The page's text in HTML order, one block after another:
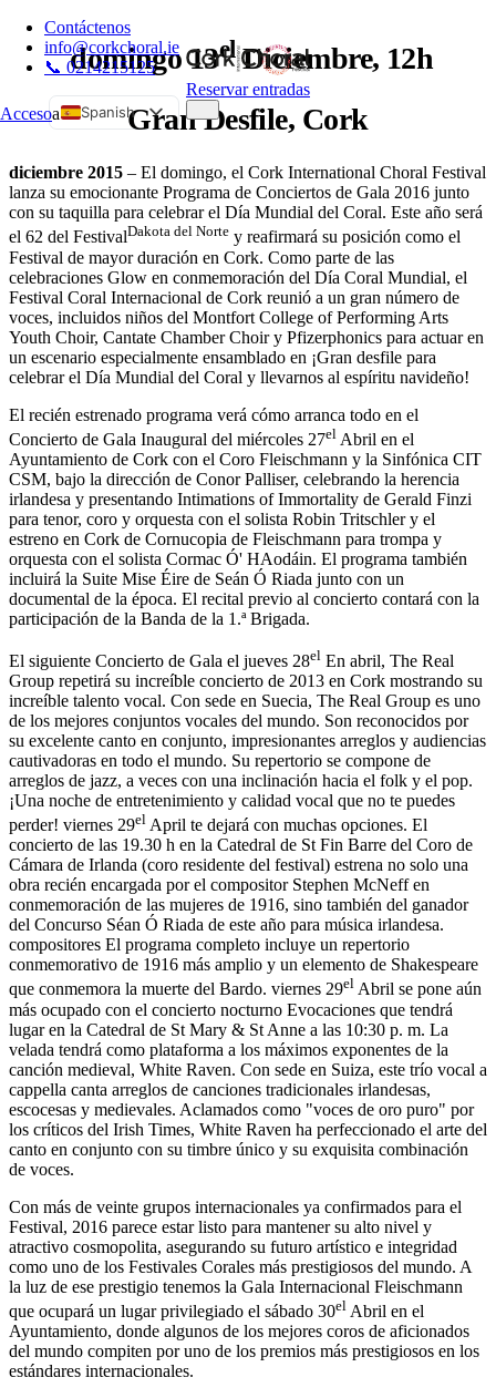
Contáctenos
info@corkchoral.ie
📞 0214215125
Accesoa
Spanish
Bulgarian
Czech
Danish
German
Greek
Estonian
French
Italian
Polish
Portuguese
Ukrainian
Reservar entradas
domingo 13elDiciembre, 12h
Gran Desfile, Cork
diciembre 2015 – El domingo, el Cork International Choral Festival
lanza su emocionante Programa de Conciertos de Gala 2016 junto
con su taquilla para celebrar el Día Mundial del Coral. Este año será
el 62 del FestivalDakota del Norte y reafirmará su posición como el
Festival de mayor duración en Cork. Como parte de las
celebraciones Glow en conmemoración del Día Coral Mundial, el
Festival Coral Internacional de Cork reunió a un gran número de
voces, incluidos niños del Montfort College of Performing Arts
Youth Choir, Cantate Chamber Choir y Pfizerphonics para actuar en
un escenario especialmente ensamblado en ¡Gran desfile para
celebrar el Día Mundial del Coral y llevarnos al espíritu navideño!
El recién estrenado programa verá cómo arranca todo en el
Concierto de Gala Inaugural del miércoles 27el Abril en el
Ayuntamiento de Cork con el Coro Fleischmann y la Sinfónica CIT
CSM, bajo la dirección de Conor Palliser, celebrando la herencia
irlandesa y presentando Intimations of Immortality de Gerald Finzi
para tenor, coro y orquesta con el solista Robin Tritschler y el
estreno en Cork de Cornucopia de Fleischmann para trompa y
orquesta con el solista Cormac Ó' HAodáin. El programa también
incluirá la Suite Mise Éire de Seán Ó Riada junto con un
documental de la época. El recital previo al concierto contará con la
participación de la Banda de la 1.ª Brigada.
El siguiente Concierto de Gala el jueves 28el En abril, The Real
Group repetirá su increíble concierto de 2013 en Cork mostrando su
increíble talento vocal. Con sede en Suecia, The Real Group es uno
de los mejores conjuntos vocales del mundo. Son reconocidos por
su excelente canto en conjunto, impresionantes arreglos y audiencias
cautivadoras en todo el mundo. Su repertorio se compone de
arreglos de jazz, a veces con una inclinación hacia el folk y el pop.
¡Una noche de entretenimiento y calidad vocal que no te puedes
perder! viernes 29el April te dejará con muchas opciones. El
concierto de las 19.30 h en la Catedral de St Fin Barre del Coro de
Cámara de Irlanda (coro residente del festival) estrena no solo una
obra recién encargada por el compositor Stephen McNeff en
conmemoración de las mujeres de 1916, sino también del ganador
del Concurso Séan Ó Riada de este año para música irlandesa.
compositores El programa completo incluye un repertorio
conmemorativo de 1916 más amplio y un elemento de Shakespeare
que conmemora la muerte del Bardo. viernes 29el Abril se pone aún
más ocupado con el concierto nocturno Evocaciones que tendrá
lugar en la Catedral de St Mary & St Anne a las 10:30 p. m. La
velada tendrá como plataforma a los máximos exponentes de la
canción medieval, White Raven. Con sede en Suiza, este trío vocal a
cappella canta arreglos de canciones tradicionales irlandesas,
escocesas y medievales. Aclamados como "voces de oro puro" por
los críticos del Irish Times, White Raven ha perfeccionado el arte del
canto en conjunto con su timbre único y su exquisita combinación
de voces.
Con más de veinte grupos internacionales ya confirmados para el
Festival, 2016 parece estar listo para mantener su alto nivel y
atractivo cosmopolita, asegurando su futuro artístico e integridad
como uno de los Festivales Corales más prestigiosos del mundo. A
la luz de ese prestigio tenemos la Gala Internacional Fleischmann
que ocupará un lugar privilegiado el sábado 30el Abril en el
Ayuntamiento, donde algunos de los mejores coros de aficionados
del mundo compiten por uno de los premios más prestigiosos en los
estándares internacionales.